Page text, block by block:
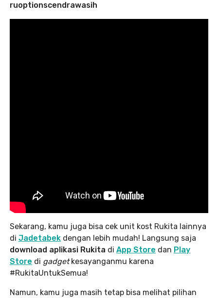
ruoptionscendrawasih
Sekarang, kamu juga bisa cek unit kost Rukita lainnya
di Jadetabek dengan lebih mudah! Langsung saja
download aplikasi Rukita di App Store dan Play
Store di gadget kesayanganmu karena
#RukitaUntukSemua!
Namun, kamu juga masih tetap bisa melihat pilihan